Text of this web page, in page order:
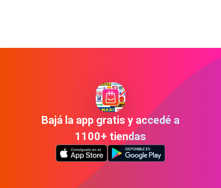
Bajá la app gratis y accedé a
1100+ tiendas